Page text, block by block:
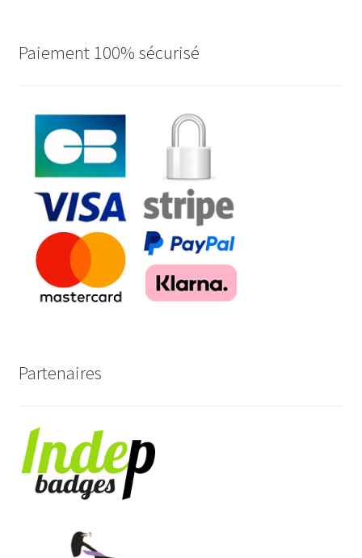
Paiement 100% sécurisé
Partenaires